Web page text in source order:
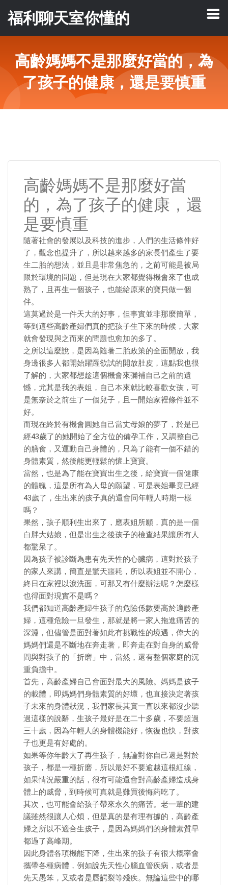
福利聊天室你懂的
高齡媽媽不是那麼好當的，為
了孩子的健康，還是要慎重
高齡媽媽不是那麼好當
的，為了孩子的健康，還
是要慎重
隨著社會的發展以及科技的進步，人們的生活條件好
了，觀念也提升了，所以越來越多的家長們產生了要
生二胎的想法，並且是非常焦急的，之前可能是被局
限於環境的問題，但是現在大家都覺得機會來了也成
熟了，且再生一個孩子，也能給原來的寶貝做一個
伴。
這莫過於是一件天大的好事，但事實並非那麼簡單，
等到這些高齡產婦們真的把孩子生下來的時候，大家
就會發現與之而來的問題也愈加的多了。
之所以這麼說，是因為隨著二胎政策的全面開放，我
身邊很多人都開始躍躍欲試的開放肚皮，這點我也很
了解的，大家都想趁這個機會來彌補自己之前的遺
憾，尤其是我的表姐，自己本來就比較喜歡女孩，可
是無奈於之前生了一個兒子，且一開始家裡條件並不
好。
而現在終於有機會圓她自己當丈母娘的夢了，於是已
經43歲了的她開始了全方位的備孕工作，又調整自己
的膳食，又運動自己身體的，只為了能有一個不錯的
身體素質，然後能更輕鬆的懷上寶寶。
當然，也是為了能在寶寶出生之後，給寶寶一個健康
的體魄，這是所有為人母的願望，可是表姐畢竟已經
43歲了，生出來的孩子真的還會同年輕人時期一樣
嗎？
果然，孩子順利生出來了，應表姐所願，真的是一個
白胖大姑娘，但是出生之後孩子的檢查結果讓所有人
都驚呆了。
因為孩子被診斷為患有先天性的心臟病，這對於孩子
的家人來講，簡直是驚天噩耗，所以表姐並不開心，
終日在家裡以淚洗面，可那又有什麼辦法呢？怎麼樣
也得面對現實不是嗎？
我們都知道高齡產婦生孩子的危險係數要高於適齡產
婦，這種危險一旦發生，那就是將一家人拖進痛苦的
深淵，但儘管是面對著如此有挑戰性的境遇，偉大的
媽媽們還是不斷地在奔走著，即奔走在對自身的威脅
間與對孩子的「折磨」中，當然，還有整個家庭的沉
重負擔中。
首先，高齡產婦自己會面對最大的風險。媽媽是孩子
的載體，即媽媽們身體素質的好壞，也直接決定著孩
子未來的身體狀況，我們家長其實一直以來都沒少聽
過這樣的說辭，生孩子最好是在二十多歲，不要超過
三十歲，因為年輕人的身體機能好，恢復也快，對孩
子也更是有好處的。
如果等你年齡大了再生孩子，無論對你自己還是對於
孩子，都是一種折磨，所以最好不要逾越這根紅線，
如果情況嚴重的話，很有可能還會對高齡產婦造成身
體上的威脅，到時候可真就是難買後悔葯吃了。
其次，也可能會給孩子帶來永久的痛苦。老一輩的建
議雖然很讓人心煩，但是真的是有理有據的，高齡產
婦之所以不適合生孩子，是因為媽媽們的身體素質早
都過了高峰期。
因此身體各項機能下降，生出來的孩子有很大概率會
攜帶各種病體，例如說先天性心腦血管疾病，或者是
先天愚笨，又或者是唇齶裂等殘疾。無論這些中的哪